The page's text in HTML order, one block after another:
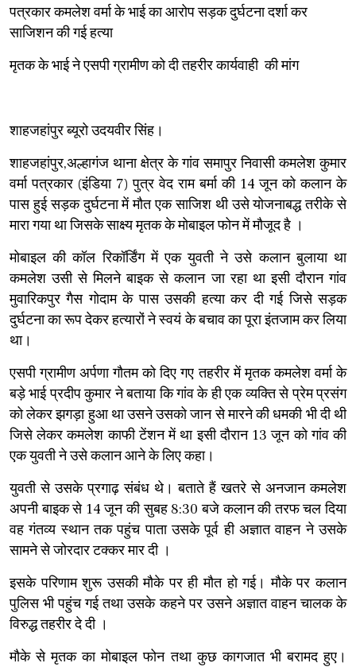
पत्रकार कमलेश वर्मा के भाई का आरोप सड़क दुर्घटना दर्शा कर
साजिशन की गई हत्या
मृतक के भाई ने एसपी ग्रामीण को दी तहरीर कार्यवाही की मांग
शाहजहांपुर ब्यूरो उदयवीर सिंह।
शाहजहांपुर,अल्हागंज थाना क्षेत्र के गांव समापुर निवासी कमलेश कुमार
वर्मा पत्रकार (इंडिया 7) पुत्र वेद राम बर्मा की 14 जून को कलान के
पास हुई सड़क दुर्घटना में मौत एक साजिश थी उसे योजनाबद्ध तरीके से
मारा गया था जिसके साक्ष्य मृतक के मोबाइल फोन में मौजूद है ।
मोबाइल की कॉल रिकॉर्डिंग में एक युवती ने उसे कलान बुलाया था
कमलेश उसी से मिलने बाइक से कलान जा रहा था इसी दौरान गांव
मुवारिकपुर गैस गोदाम के पास उसकी हत्या कर दी गई जिसे सड़क
दुर्घटना का रूप देकर हत्यारों ने स्वयं के बचाव का पूरा इंतजाम कर लिया
था।
एसपी ग्रामीण अर्पणा गौतम को दिए गए तहरीर में मृतक कमलेश वर्मा के
बड़े भाई प्रदीप कुमार ने बताया कि गांव के ही एक व्यक्ति से प्रेम प्रसंग
को लेकर झगड़ा हुआ था उसने उसको जान से मारने की धमकी भी दी थी
जिसे लेकर कमलेश काफी टेंशन में था इसी दौरान 13 जून को गांव की
एक युवती ने उसे कलान आने के लिए कहा।
युवती से उसके प्रगाढ़ संबंध थे। बताते हैं खतरे से अनजान कमलेश
अपनी बाइक से 14 जून की सुबह 8:30 बजे कलान की तरफ चल दिया
वह गंतव्य स्थान तक पहुंच पाता उसके पूर्व ही अज्ञात वाहन ने उसके
सामने से जोरदार टक्कर मार दी ।
इसके परिणाम शुरू उसकी मौके पर ही मौत हो गई। मौके पर कलान
पुलिस भी पहुंच गई तथा उसके कहने पर उसने अज्ञात वाहन चालक के
विरुद्ध तहरीर दे दी ।
मौके से मृतक का मोबाइल फोन तथा कुछ कागजात भी बरामद हुए।